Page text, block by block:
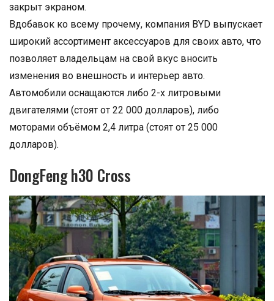
закрыт экраном.
Вдобавок ко всему прочему, компания BYD выпускает
широкий ассортимент аксессуаров для своих авто, что
позволяет владельцам на свой вкус вносить
изменения во внешность и интерьер авто.
Автомобили оснащаются либо 2-х литровыми
двигателями (стоят от 22 000 долларов), либо
моторами объёмом 2,4 литра (стоят от 25 000
долларов).
DongFeng h30 Cross